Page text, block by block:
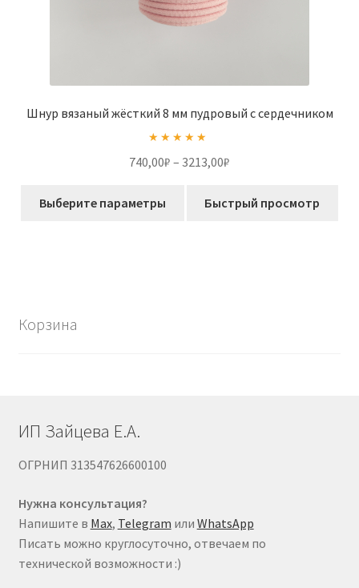
Шнур вязаный жёсткий 8 мм пудровый с сердечником
740,00₽ – 3213,00₽
740,00₽
Выберите параметры Быстрый просмотр
Корзина
ИП Зайцева Е.А.
ОГРНИП 313547626600100
Нужна консультация?
Напишите в Max, Telegram или WhatsApp
Писать можно круглосуточно, отвечаем по
технической возможности :)